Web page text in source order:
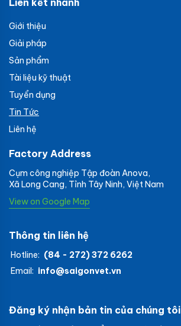
Giới thiệu
Giải pháp
Sản phẩm
Tài liệu kỹ thuật
Tuyển dụng
Tin Tức
Liên hệ
Factory Address
Cụm công nghiệp Tập đoàn Anova,
Xã Long Cang, Tỉnh Tây Ninh, Việt Nam
View on Google Map
Thông tin liên hệ
Hotline: (84 - 272) 372 6262
Email: info@saigonvet.vn
Đăng ký nhận bản tin của chúng tôi